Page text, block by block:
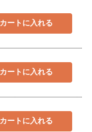
カートに入れる
カートに入れる
カートに入れる